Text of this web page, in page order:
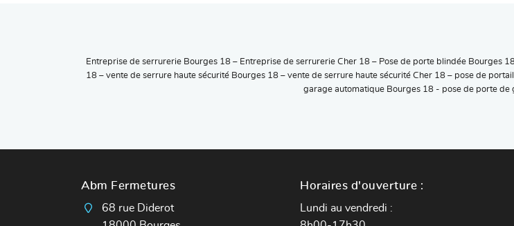
Entreprise de serrurerie Bourges 18 – Entreprise de serrurerie Cher 18 – Pose de porte blindée Bourges
18 – vente de serrure haute sécurité Bourges 18 – vente de serrure haute sécurité Cher 18 – pose de
garage automatique Bourges 18 - pose de porte de
Abm Fermetures
68 rue Diderot
Horaires d'ouverture :
Lundi au vendredi :